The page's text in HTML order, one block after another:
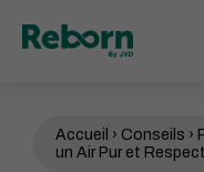
sous-menu
Accueil › Conseils ›
un Air Pur et